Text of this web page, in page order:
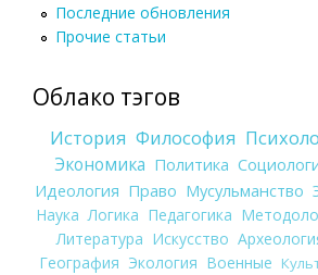
Последние обновления
Прочие статьи
Облако тэгов
История Философия
Экономика Политика
Идеология Право Мусульманство
Наука Логика Педагогика
Литература Искусство
География Экология Военные